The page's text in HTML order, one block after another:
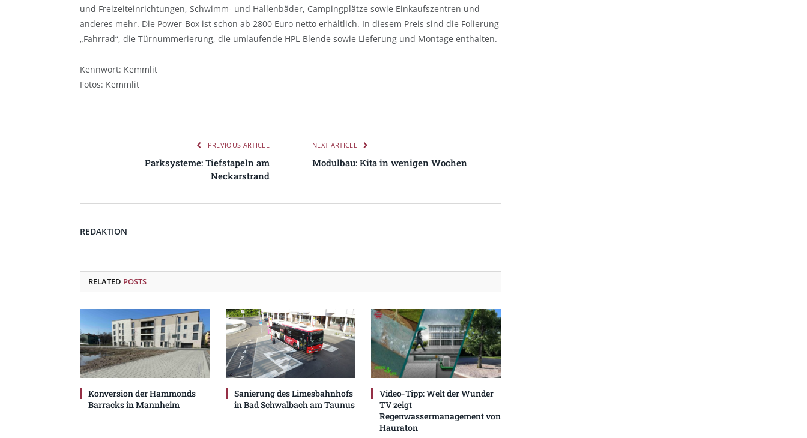
und Freizeiteinrichtungen, Schwimm- und Hallenbäder, Campingplätze sowie Einkaufszentren und
anderes mehr. Die Power-Box ist schon ab 2800 Euro netto erhältlich. In diesem Preis sind die Folierung
„Fahrrad“, die Türnummerierung, die umlaufende HPL-Blende sowie Lieferung und Montage enthalten.
Kennwort: Kemmlit
Fotos: Kemmlit
PREVIOUS ARTICLE
Parksysteme: Tiefstapeln am
Neckarstrand
NEXT ARTICLE
Modulbau: Kita in wenigen Wochen
REDAKTION
RELATED POSTS
Konversion der Hammonds
Barracks in Mannheim
Sanierung des Limesbahnhofs
in Bad Schwalbach am Taunus
Video-Tipp: Welt der Wunder
TV zeigt
Regenwassermanagement von
Hauraton